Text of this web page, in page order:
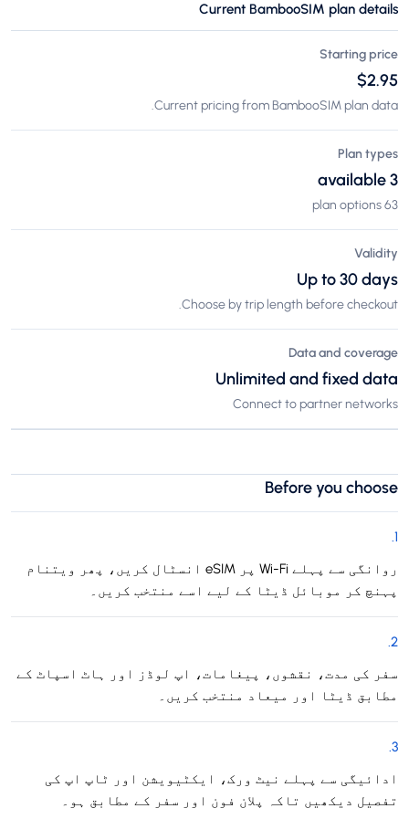
Current BambooSIM plan details
Starting price
$2.95
Current pricing from BambooSIM plan data.
Plan types
3 available
63 plan options
Validity
Up to 30 days
Choose by trip length before checkout.
Data and coverage
Unlimited and fixed data
Connect to partner networks
Before you choose
1
.
روانگی سے پہلے Wi-Fi پر eSIM انسٹال کریں، پھر ویتنام
پہنچ کر موبائل ڈیٹا کے لیے اسے منتخب کریں۔
2
.
سفر کی مدت، نقشوں، پیغامات، اپ لوڈز اور ہاٹ اسپاٹ کے
مطابق ڈیٹا اور میعاد منتخب کریں۔
3
.
ادائیگی سے پہلے نیٹ ورک، ایکٹیویشن اور ٹاپ اپ کی
تفصیل دیکھیں تاکہ پلان فون اور سفر کے مطابق ہو۔